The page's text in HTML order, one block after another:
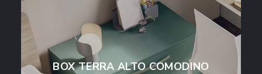
BOX TERRA ALTO COMODINO